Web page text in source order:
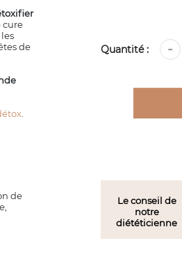
cure
de
de
Quantité :
Le conseil de
notre
diététicienne